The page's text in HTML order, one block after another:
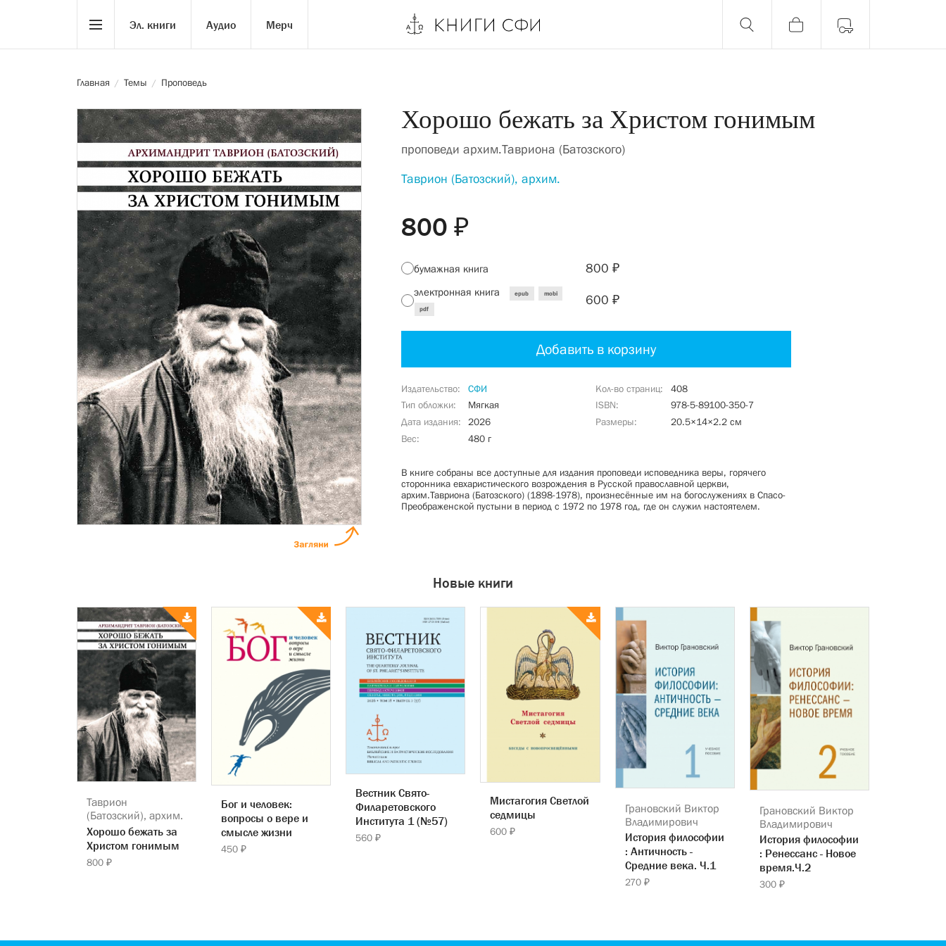
Эл. книги Аудио Мерч
Главная / Темы / Проповедь
Хорошо бежать за Христом гонимым
проповеди архим.Тавриона (Батозского)
Таврион (Батозский), архим.
800 ₽
бумажная книга 800 ₽
электронная книга epub mobi
pdf
600 ₽
Добавить в корзину
Издательство СФИ Кол-во страниц
408
Тип обложки
Мягкая ISBN
978-5-89100-350-7
Дата издания
2026 Размеры
20.5×14×2.2 см
Вес
480 г
В книге собраны все доступные для издания проповеди исповедника веры, горячего
сторонника евхаристического возрождения в Русской православной церкви,
архим.Тавриона (Батозского) (1898-1978), произнесённые им на богослужениях в Спасо-
Преображенской пустыни в период с 1972 по 1978 год, где он служил настоятелем.
Новые книги
Таврион
(Батозский), архим.
Хорошо бежать за
Христом гонимым
800 ₽
Бог и человек:
вопросы о вере и
смысле жизни
450 ₽
Вестник Свято-
Филаретовского
Института 1 (№57)
560 ₽
Мистагогия Светлой
седмицы
600 ₽
Грановский Виктор
Владимирович
История философии
: Античность -
Средние века. Ч.1
270 ₽
Грановский Виктор
Владимирович
История философии
: Ренессанс - Новое
время.Ч.2
300 ₽